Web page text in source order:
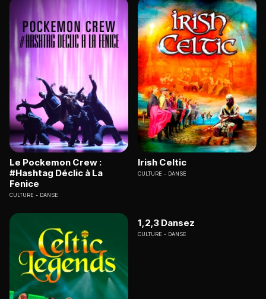
Le Pockemon Crew :
#Hashtag Déclic à La
Fenice
CULTURE DANSE
Irish Celtic
CULTURE DANSE
1,2,3 Dansez
CULTURE DANSE